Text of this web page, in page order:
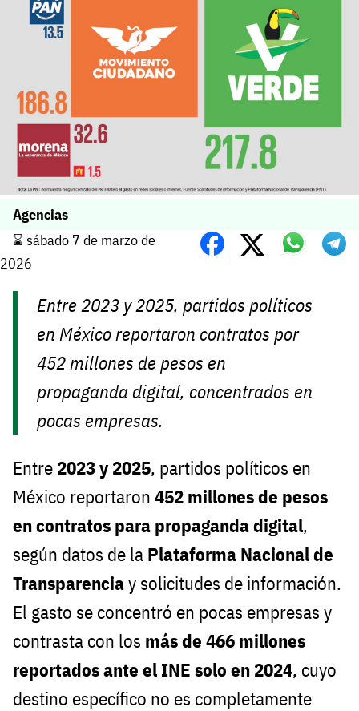
Agencias
⌛️ sábado 7 de marzo de
2026
Entre 2023 y 2025, partidos políticos
en México reportaron contratos por
452 millones de pesos en
propaganda digital, concentrados en
pocas empresas.
Entre 2023 y 2025, partidos políticos en
México reportaron 452 millones de pesos
en contratos para propaganda digital,
según datos de la Plataforma Nacional de
Transparenciay solicitudes de información.
El gasto se concentró en pocas empresas y
contrasta con los más de 466 millones
reportados ante el INE solo en 2024, cuyo
destino específico no es completamente